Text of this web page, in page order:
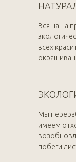
Мы
имеем
побеги
Вся наша
всех